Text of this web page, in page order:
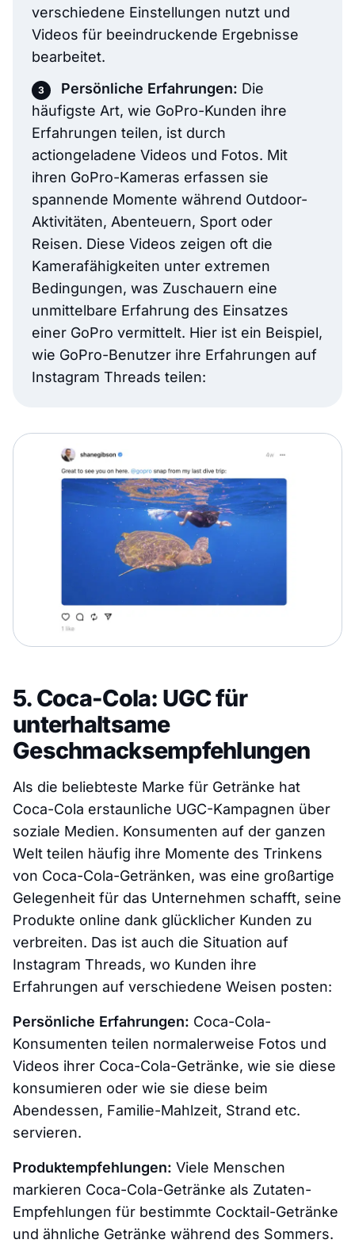
verschiedene Einstellungen nutzt und
Videos für beeindruckende Ergebnisse
bearbeitet.
Persönliche Erfahrungen: Die
häufigste Art, wie GoPro-Kunden ihre
Erfahrungen teilen, ist durch
actiongeladene Videos und Fotos. Mit
ihren GoPro-Kameras erfassen sie
spannende Momente während Outdoor-
Aktivitäten, Abenteuern, Sport oder
Reisen. Diese Videos zeigen oft die
Kamerafähigkeiten unter extremen
Bedingungen, was Zuschauern eine
unmittelbare Erfahrung des Einsatzes
einer GoPro vermittelt. Hier ist ein Beispiel,
wie GoPro-Benutzer ihre Erfahrungen auf
Instagram Threads teilen:
5. Coca-Cola: UGC für
unterhaltsame
Geschmacksempfehlungen
Als die beliebteste Marke für Getränke hat
Coca-Cola erstaunliche UGC-Kampagnen über
soziale Medien. Konsumenten auf der ganzen
Welt teilen häufig ihre Momente des Trinkens
von Coca-Cola-Getränken, was eine großartige
Gelegenheit für das Unternehmen schafft, seine
Produkte online dank glücklicher Kunden zu
verbreiten. Das ist auch die Situation auf
Instagram Threads, wo Kunden ihre
Erfahrungen auf verschiedene Weisen posten:
Persönliche Erfahrungen: Coca-Cola-
Konsumenten teilen normalerweise Fotos und
Videos ihrer Coca-Cola-Getränke, wie sie diese
konsumieren oder wie sie diese beim
Abendessen, Familie-Mahlzeit, Strand etc.
servieren.
Produktempfehlungen: Viele Menschen
markieren Coca-Cola-Getränke als Zutaten-
Empfehlungen für bestimmte Cocktail-Getränke
und ähnliche Getränke während des Sommers.